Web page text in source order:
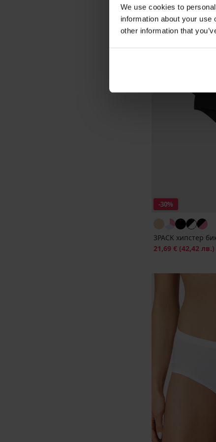
We use cookies to
information about your
other information that
-30%
3PACK хипстер
Намаление
21,69 € (42,42 лв.)